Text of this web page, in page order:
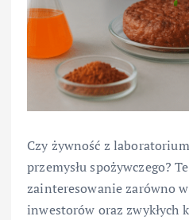
Czy żywność z
przemysłu spożywczego?
zainteresowanie zarówno
inwestorów oraz zwykłych